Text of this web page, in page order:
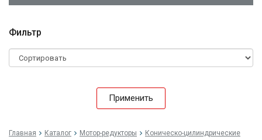
Фильтр
Применить
Главная Каталог Мотор-редукторы
Коническо-цилиндрические